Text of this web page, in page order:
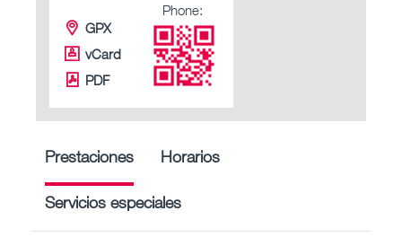
GPX
vCard
PDF
Phone:
Prestaciones Horarios
Servicios especiales